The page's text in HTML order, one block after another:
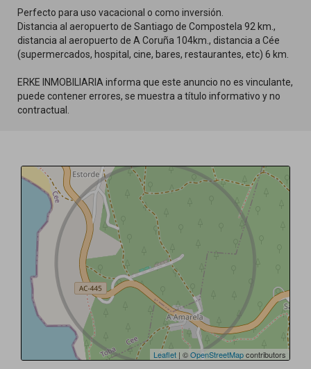
Perfecto para uso vacacional o como inversión.
Distancia al aeropuerto de Santiago de Compostela 92 km.,
distancia al aeropuerto de A Coruña 104km., distancia a Cée
(supermercados, hospital, cine, bares, restaurantes, etc) 6 km.
ERKE INMOBILIARIA informa que este anuncio no es vinculante,
puede contener errores, se muestra a título informativo y no
contractual.
Leaflet | ©OpenStreetMapcontributors